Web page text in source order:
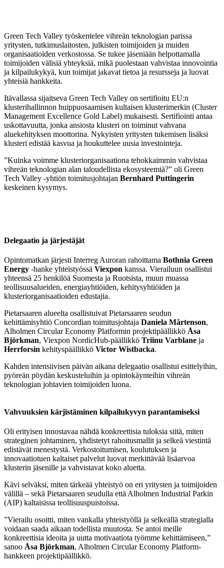
Green Tech Valley työskentelee vihreän teknologian parissa
yritysten, tutkimuslaitosten, julkisten toimijoiden ja muiden
organisaatioiden verkostossa. Se tukee jäseniään helpottamalla
toimijoiden välisiä yhteyksiä, mikä puolestaan vahvistaa innovointia
ja kilpailukykyä, kun toimijat jakavat tietoa ja resursseja ja luovat
yhteisiä hankkeita.
Itävallassa sijaitseva Green Tech Valley on sertifioitu EU:n
klusterihallinnon huippuosaamisen kultaisen klusterimerkin (Cluster
Management Excellence Gold Label) mukaisesti. Sertifiointi antaa
uskottavuutta, jonka ansiosta klusteri on toiminut vahvana
aluekehityksen moottorina. Nykyisten yritysten tukemisen lisäksi
klusteri edistää kasvua ja houkuttelee uusia investointeja.
”Kuinka voimme klusteriorganisaationa tehokkaimmin vahvistaa
vihreän teknologian alan taloudellista ekosysteemiä?” oli Green
Tech Valley -yhtiön toimitusjohtajan Bernhard Puttingerin
keskeinen kysymys.
Delegaatio ja järjestäjät
Opintomatkan järjesti Interreg Auroran rahoittama Bothnia Green
Energy -hanke yhteistyössä Viexpon kanssa. Vierailuun osallistui
yhteensä 25 henkilöä Suomesta ja Ruotsista, muun muassa
teollisuusalueiden, energiayhtiöiden, kehitysyhtiöiden ja
klusteriorganisaatioiden edustajia.
Pietarsaaren alueelta osallistuivat Pietarsaaren seudun
kehittämisyhtiö Concordian toimitusjohtaja Daniela Mårtenson,
Alholmen Circular Economy Platformin projektipäällikkö Åsa
Björkman, Viexpon NordicHub-päällikkö Triinu Varblane ja
Herrforsin kehityspäällikkö Victor Wistbacka.
Kahden intensiivisen päivän aikana delegaatio osallistui esittelyihin,
pyöreän pöydän keskusteluihin ja opintokäynteihin vihreän
teknologian johtavien toimijoiden luona.
Vahvuuksien kärjistäminen kilpailukyvyn parantamiseksi
Oli erityisen innostavaa nähdä konkreettisia tuloksia siitä, miten
strateginen johtaminen, yhdistetyt rahoitusmallit ja selkeä viestintä
edistävät menestystä. Verkostoitumisen, koulutuksen ja
innovaatiotuen kaltaiset palvelut luovat merkittävää lisäarvoa
klusterin jäsenille ja vahvistavat koko aluetta.
Kävi selväksi, miten tärkeää yhteistyö on eri yritysten ja toimijoiden
välillä – sekä Pietarsaaren seudulla että Alholmen Industrial Parkin
(AIP) kaltaisissa teollisuuspuistoissa.
”Vierailu osoitti, miten vankalla yhteistyöllä ja selkeällä strategialla
voidaan saada aikaan todellista muutosta. Se antoi meille
konkreettisia ideoita ja uutta motivaatiota työmme kehittämiseen,”
sanoo Åsa Björkman, Alholmen Circular Economy Platform-
hankkeen projektipäällikkö.